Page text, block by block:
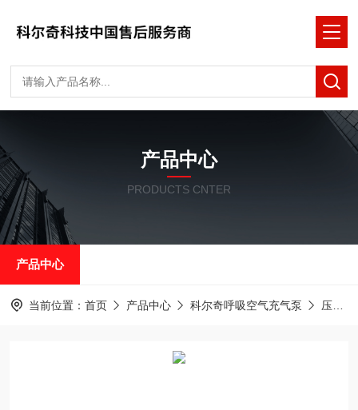
产品中心
PRODUCTS CNTER
产品中心
当前位置： 首页 产品中心 科尔奇呼吸空气充气泵 压缩机